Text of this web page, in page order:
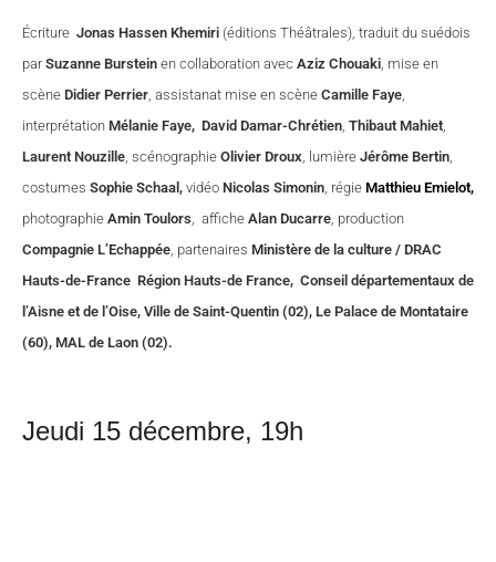
Écriture Jonas Hassen Khemiri (éditions Théâtrales), traduit du suédois
parSuzanne Burstein en collaboration avec Aziz Chouaki, mise en
scène Didier Perrier, assistanat mise en scène Camille Faye,
interprétation Mélanie Faye, David Damar-Chrétien, Thibaut Mahiet,
Laurent Nouzille, scénographie Olivier Droux, lumière Jérôme Bertin,
costumes Sophie Schaal, vidéo Nicolas Simonin, régie Matthieu Emielot,
photographie Amin Toulors, affiche Alan Ducarre, production
Compagnie L’Echappée, partenaires Ministère de la culture / DRAC
Hauts-de-France Région Hauts-de France, Conseil départementaux de
l’Aisne et de l’Oise, Ville de Saint-Quentin (02), Le Palace de Montataire
(60), MAL de Laon (02).
Jeudi 15 décembre, 19h